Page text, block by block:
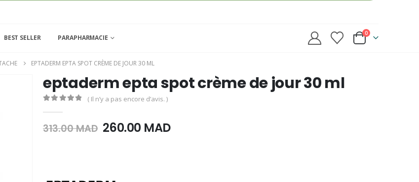
BEST SELLER PARAPHARMACIE
0
EPTADERM EPTA SPOT CRÈME DE JOUR 30 ML
eptaderm epta spot crème de jour 30 ml
( Il n’y a pas encore d’avis. )
313.00MAD Le
260.00 MADLe